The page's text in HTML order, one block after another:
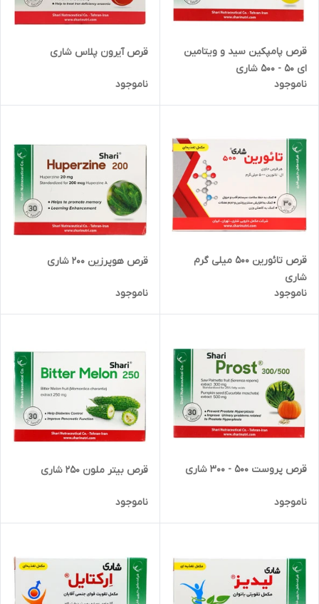
قرص پامپکین سید و ویتامین
ای 50 - 500 شاری
ناموجود
قرص آیرون پلاس شاری
ناموجود
قرص تائورین 500 میلی گرم
شاری
ناموجود
قرص هوپرزین 200 شاری
ناموجود
قرص پروست 500 - 300 شاری
ناموجود
قرص بیتر ملون 250 شاری
ناموجود